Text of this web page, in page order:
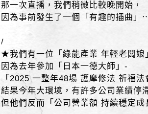
那一次直播，我們稍微比較晚開始，
因為事前發生了一個「有趣的插曲」
/
★我們有一位「綠能產業 年輕老闆娘
因為去年參加「日本一德大師」-
「2025 一整年48場 護摩修法 祈福法
結果今年大環境，有許多公司業績停
但他們反而「公司營業額 持續穩定成